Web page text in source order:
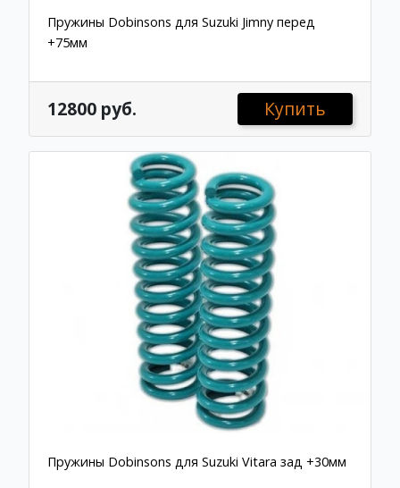
Пружины Dobinsons для Suzuki Jimny перед
+75мм
12800 руб. Купить
Пружины Dobinsons для Suzuki Vitara зад +30мм